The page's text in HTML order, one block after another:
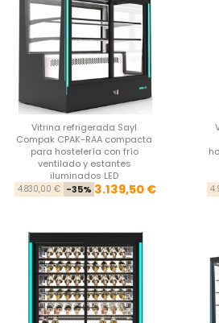
Vitrina refrigerada Sayl
Compak CPAK-RAA compacta
para hostelería con frío
ventilado y estantes
iluminados LED
Precio base
4.830,00 € -35% Precio
3.139,50 €